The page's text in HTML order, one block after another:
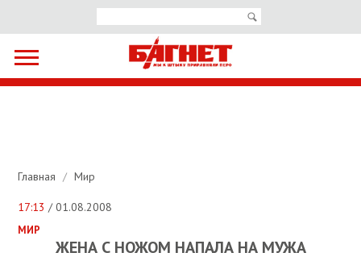
Главная / Мир
17:13 / 01.08.2008
МИР
ЖЕНА С НОЖОМ НАПАЛА НА МУЖА